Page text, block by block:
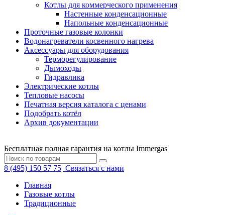
Котлы для коммерческого применения
Настенные конденсационные
Напольные конденсационные
Проточные газовые колонки
Водонагреватели косвенного нагрева
Аксессуары для оборудования
Терморегулирование
Дымоходы
Гидравлика
Электрические котлы
Тепловые насосы
Печатная версия каталога с ценами
Подобрать котёл
Архив документации
Бесплатная полная гарантия на котлы Immergas
8 (495) 150 57 75 Связаться с нами
Главная
Газовые котлы
Традиционные